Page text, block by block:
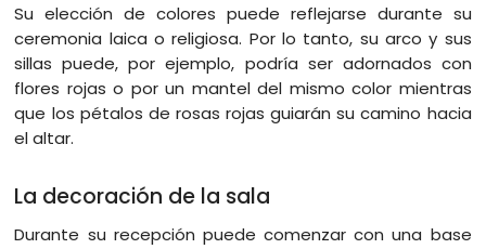
Su elección de colores puede reflejarse durante su
ceremonia laica o religiosa. Por lo tanto, su arco y sus
sillas puede, por ejemplo, podría ser adornados con
flores rojas o por un mantel del mismo color mientras
que los pétalos de rosas rojas guiarán su camino hacia
el altar.
La decoración de la sala
Durante su recepción puede comenzar con una base